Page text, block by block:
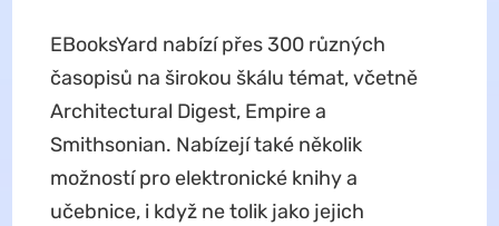
EBooksYard nabízí přes 300 různých
časopisů na širokou škálu témat, včetně
Architectural Digest, Empire a
Smithsonian. Nabízejí také několik
možností pro elektronické knihy a
učebnice, i když ne tolik jako jejich